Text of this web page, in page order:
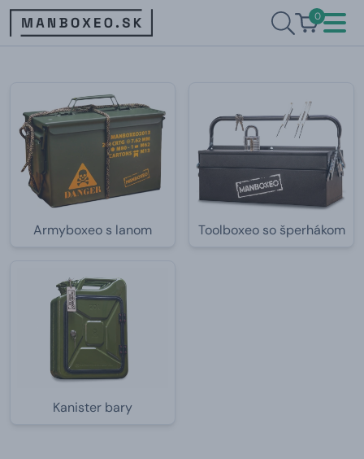
0
Armyboxeo s lanom Toolboxeo so šperhákom
Kanister bary